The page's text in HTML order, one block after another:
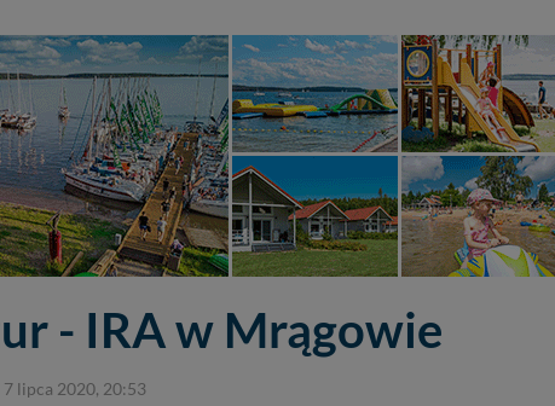
- IRA w Mrągowie
7 lipca 2020, 20:53